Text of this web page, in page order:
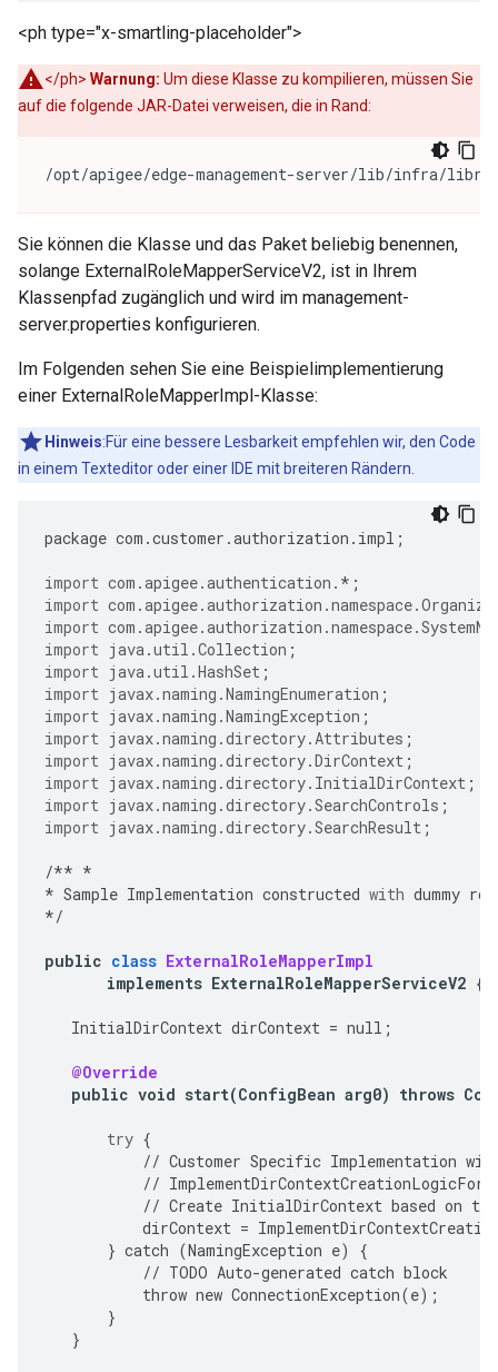
<ph type="x-smartling-placeholder">
</ph> Warnung: Um diese Klasse zu kompilieren, müssen Sie
auf die folgende JAR-Datei verweisen, die in Rand:
/opt/apigee/edge-management-server/lib/infra/
Sie können die Klasse und das Paket beliebig benennen,
solange ExternalRoleMapperServiceV2, ist in Ihrem
Klassenpfad zugänglich und wird im management-
server.properties konfigurieren.
Im Folgenden sehen Sie eine Beispielimplementierung
einer ExternalRoleMapperImpl-Klasse:
Hinweis:Für eine bessere Lesbarkeit empfehlen wir, den Code
in einem Texteditor oder einer IDE mit breiteren Rändern.
package com .customer .authorization . impl ;
import com.apigee.authentication. * ;
import
import
import java.util.Collection ;
import java.util.HashSet ;
import javax.naming.NamingEnumeration ;
import javax.naming.NamingException ;
import javax.naming.directory.Attributes ;
import javax.naming.directory.DirContext ;
import javax.naming.directory.InitialDirContext ;
import javax.naming.directory.SearchControls ;
import javax.naming.directory.SearchResult ;
/** *
* Sample Implementation constructed with dummy
*/
public class ExternalRoleMapperImpl
implements ExternalRoleMapperServiceV2 {
InitialDirContext dirContext = null ;
@Override
public void start(ConfigBean arg0) throws
try {
// Customer Specific Implementation
//
// Create InitialDirContext based on the
dirContext =
} catch (NamingException e)
{
// TODO Auto-generated catch block
throw new ConnectionException(e);
}
}